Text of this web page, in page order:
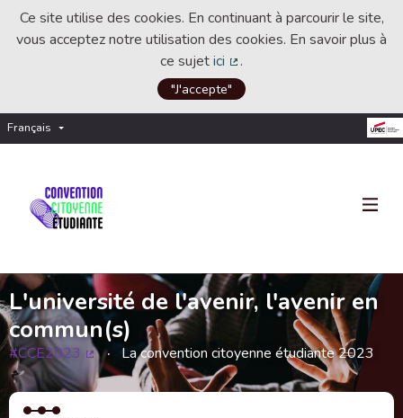
Ce site utilise des cookies. En continuant à parcourir le site,
vous acceptez notre utilisation des cookies. En savoir plus à
ce sujetici
(Lien externe)
.
"J'accepte"
Français Choisir la langue
L'université de l'avenir, l'avenir en
commun(s)
#CCE2023
(Lien externe)
La convention citoyenne étudiante 2023